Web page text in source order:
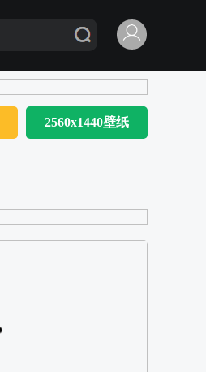
2560x1440壁纸